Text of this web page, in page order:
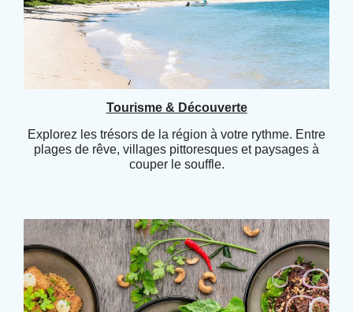
Tourisme & Découverte
Explorez les trésors de la région à votre rythme. Entre
plages de rêve, villages pittoresques et paysages à
couper le souffle.